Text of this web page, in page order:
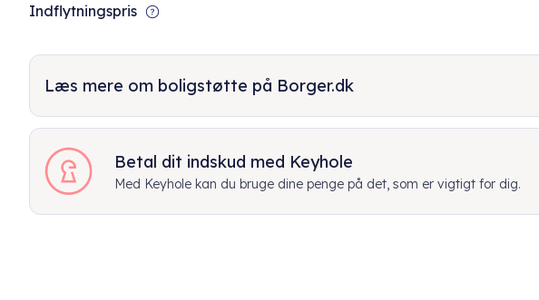
Indflytningspris
Læs mere om boligstøtte på Borger.dk
Betal dit indskud med Keyhole
Med Keyhole kan du bruge dine penge på det, som er vigtigt for dig.